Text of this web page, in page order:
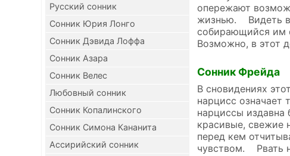
Русский сонник
Сонник Юрия Лонго
Сонник Дэвида Лоффа
Сонник Азара
Сонник Велес
Любовный сонник
Сонник Копалинского
Сонник Симона Кананита
Ассирийский сонник
опережают
жизнью. Видеть
собирающийся им
Возможно, в этот
Сонник Фрейда
В сновидениях
нарцисс означает
нарциссы
красивые, свежие
перед кем
чувством. Рвать